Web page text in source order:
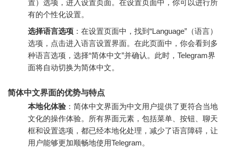
置）选项，进入设置页面。在设置页面中，你可以进行所
有的个性化设置。
选择语言选项 ：在设置页面中，找到“Language”（语言）
选项，点击进入语言设置界面。在此页面中，你会看到多
种语言选项，选择“简体中文”并确认。此时，Telegram界
面将自动切换为简体中文。
简体中文界面的优势与特点
本地化体验：简体中文界面为中文用户提供了更符合当地
文化的操作体验。所有界面元素，包括菜单、按钮、聊天
框和设置选项，都已经本地化处理，减少了语言障碍，让
用户能够更加顺畅地使用Telegram。